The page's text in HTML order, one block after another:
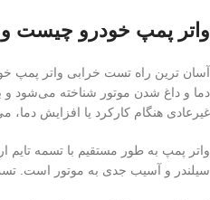
واتر پمپ خودرو چیست و
آسان ترین راه تست خرابی واتر پمپ
دما و داغ شدن موتور شناخته می‌شود و
غیرعادی هنگام کارکرد یا افزایش دما،
واتر پمپ به طور مستقیم با تسمه
سیلندر و آسیب جدی به موتور است.